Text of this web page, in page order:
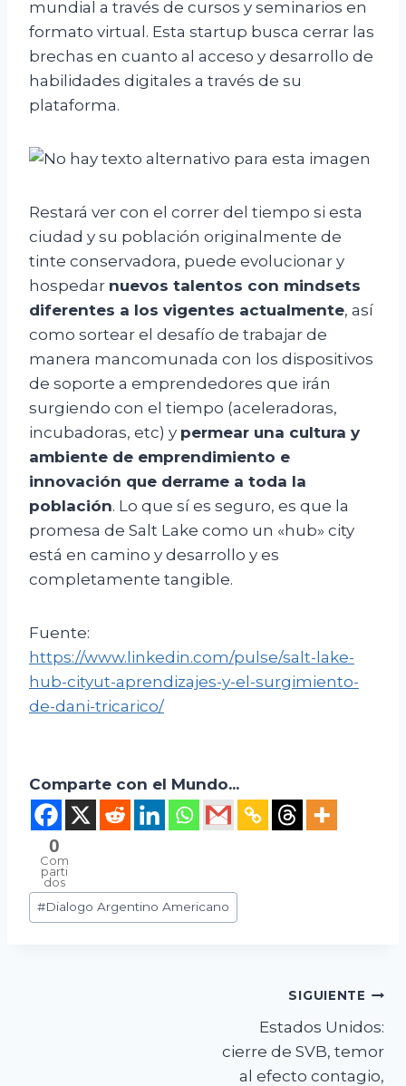
mundial a través de cursos y seminarios en
formato virtual. Esta startup busca cerrar las
brechas en cuanto al acceso y desarrollo de
habilidades digitales a través de su
plataforma.
Restará ver con el correr del tiempo si esta
ciudad y su población originalmente de
tinte conservadora, puede evolucionar y
hospedar nuevos talentos con mindsets
diferentes a los vigentes actualmente, así
como sortear el desafío de trabajar de
manera mancomunada con los dispositivos
de soporte a emprendedores que irán
surgiendo con el tiempo (aceleradoras,
incubadoras, etc) y permear una cultura y
ambiente de emprendimiento e
innovación que derrame a toda la
población. Lo que sí es seguro, es que la
promesa de Salt Lake como un «hub» city
está en camino y desarrollo y es
completamente tangible.
Fuente:
https://www.linkedin.com/pulse/salt-lake-
hub-cityut-aprendizajes-y-el-surgimiento-
de-dani-tricarico/
Comparte con el Mundo...
0
Com
parti
dos
Etiquetas
de
#Dialogo Argentino Americano
SIGUIENTE
Estados Unidos:
cierre de SVB, temor
al efecto contagio,